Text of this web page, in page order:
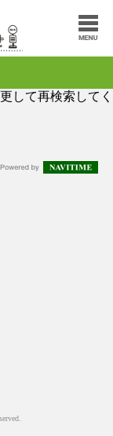
して再検索してく